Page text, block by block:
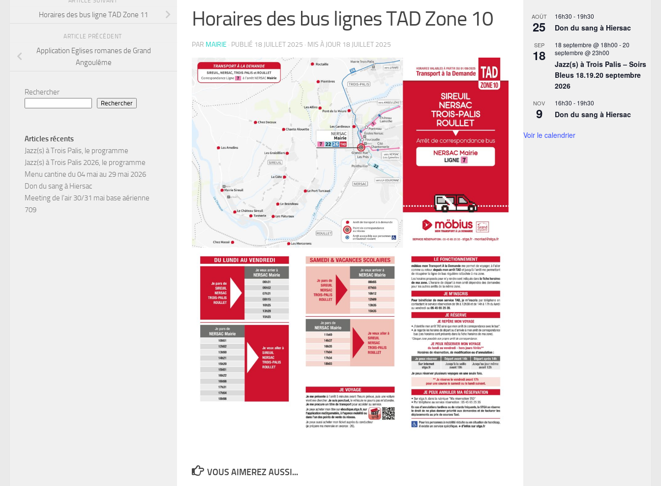
Horaires des bus lignes TAD Zone 10
PAR MAIRIE · PUBLIÉ 18 JUILLET 2025 · MIS À JOUR 18 JUILLET 2025
VOUS AIMEREZ AUSSI...
Horaires des bus ligne TAD Zone 11
ARTICLE PRÉCÉDENT
Application Eglises romanes de Grand
Angoulême
Rechercher
Rechercher
Articles récents
Jazz(s) à Trois Palis, le programme
Jazz(s) à Trois Palis 2026, le programme
Menu cantine du 04 mai au 29 mai 2026
Don du sang à Hiersac
Meeting de l’air 30/31 mai base aérienne
709
AOÛT
25
16h30 - 19h30
Don du sang à Hiersac
SEP
18
18 septembre @ 18h00 -20
septembre @ 23h00
Jazz(s) à Trois Palis – Soirs
Bleus 18.19.20 septembre
2026
NOV
9
16h30 - 19h30
Don du sang à Hiersac
Voir le calendrier